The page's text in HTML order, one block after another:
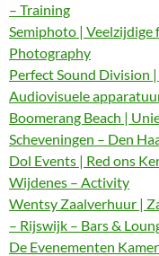
– Training
Semiphoto |
Photography
Perfect Sound Division
Audiovisuele
Boomerang Beach |
Scheveningen – Den
Dol Events | Red ons
Wijdenes – Activity
Wentsy Zaalverhuur |
– Rijswijk – Bars &
De Evenementen